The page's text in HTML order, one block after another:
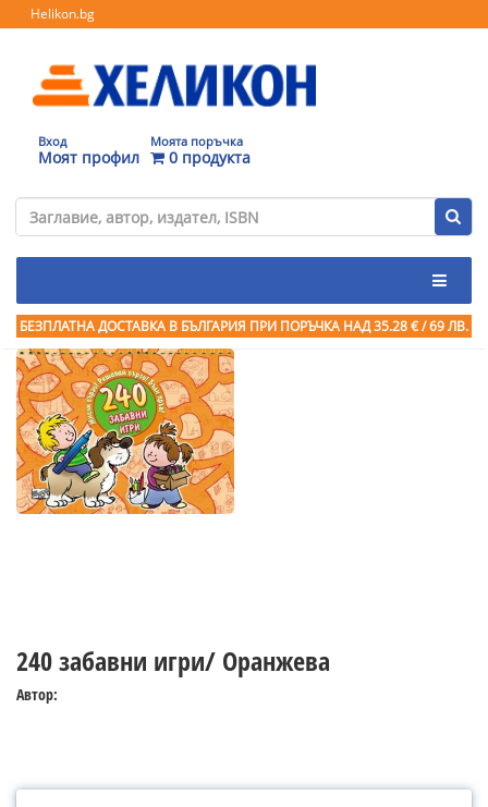
Helikon.bg
Вход
Моят профил
Моята поръчка
0 продукта
БЕЗПЛАТНА ДОСТАВКА В БЪЛГАРИЯ ПРИ ПОРЪЧКА НАД 35.28 € / 69 ЛВ.
240 забавни игри/ Оранжева
Автор: